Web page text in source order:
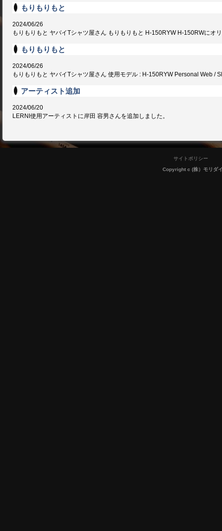
もりもりもと
2024/06/26
もりもりもと ヤバイTシャツ屋さん もりもりもと H-150RYW H-150RWにオ
もりもりもと
2024/06/26
もりもりもと ヤバイTシャツ屋さん 使用モデル : H-150RYW Personal Web /
アーティスト追加
2024/06/20
LERNI使用アーティストに岸田 容男さんを追加しました。
サイトポリシー
Copyright c (株）モリダ